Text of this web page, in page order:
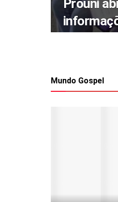
Prouni
Mundo Gospel